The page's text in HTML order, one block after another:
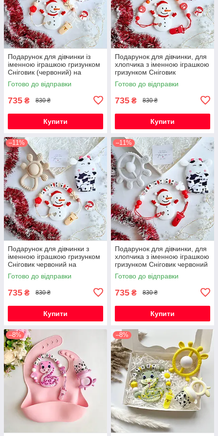
Подарунок для дівчинки із
іменною іграшкою гризунком
Сніговик (червоний) на
Новорічні свята
Готово до відправки
735 ₴ 830 ₴
Купити
Подарунок для дівчинки, для
хлопчика з іменною іграшкою
гризунком Сніговик
(червоний) на Новорічні
свята
Готово до відправки
735 ₴ 830 ₴
Купити
–11%
Подарунок для дівчинки з
іменною іграшкою гризунком
Сніговик червоний на
Новорічні свята
Готово до відправки
735 ₴ 830 ₴
Купити
–11%
Подарунок для дівчинки, для
хлопчика з іменною іграшкою
гризунком Сніговик червоний
на Новорічні свята
Готово до відправки
735 ₴ 830 ₴
Купити
–8% –8%